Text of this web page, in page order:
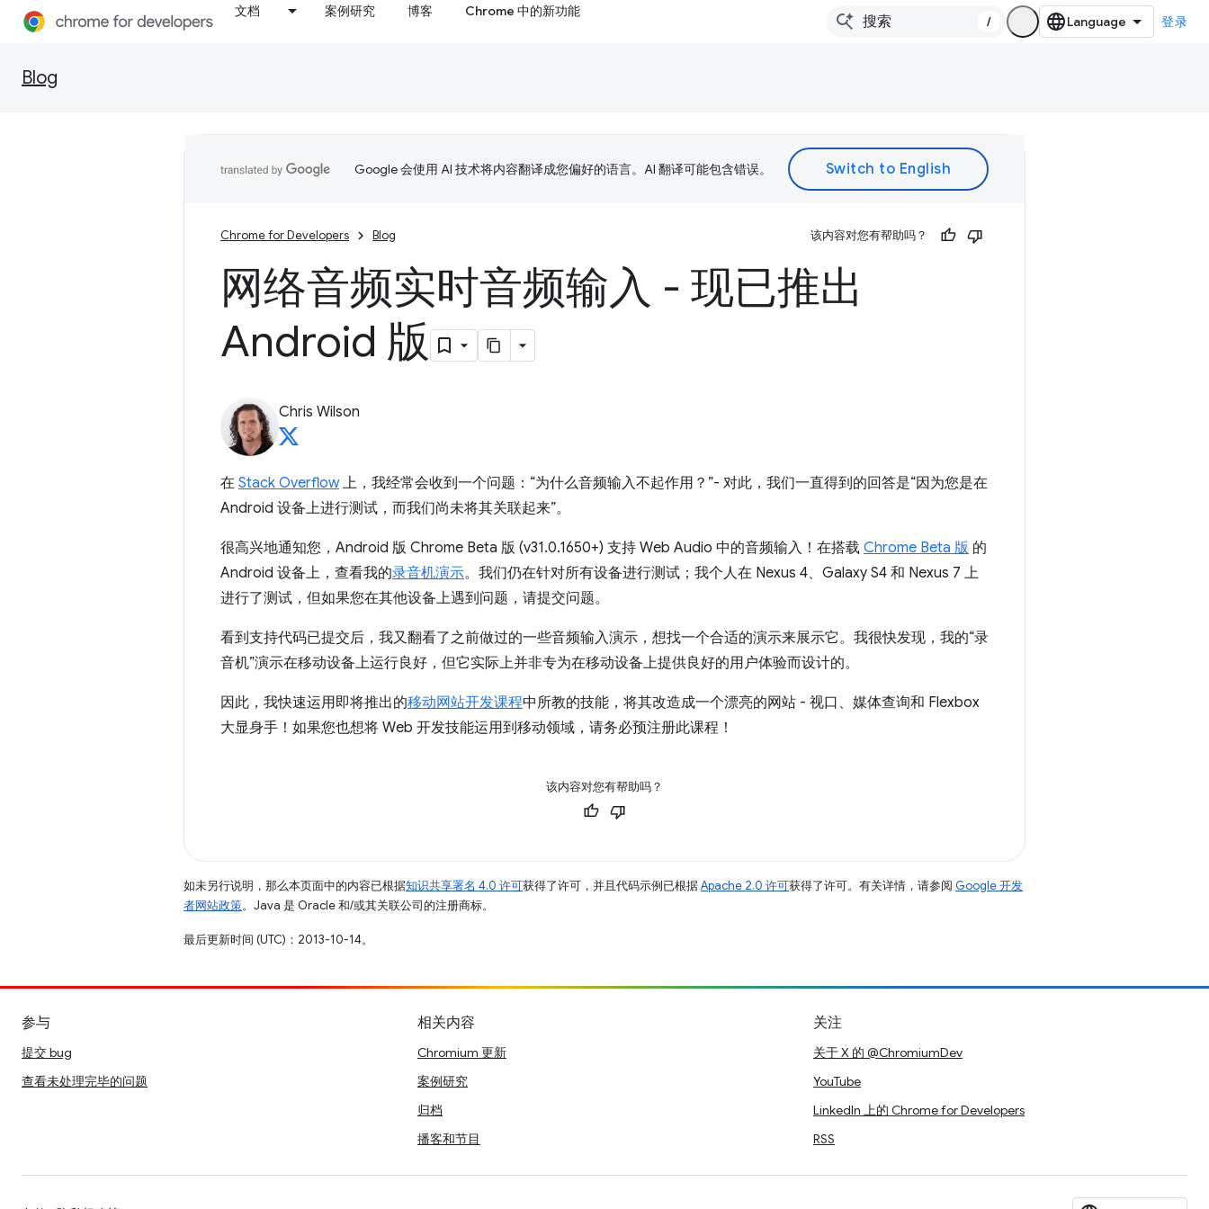
文档 案例研究 博客 Chrome 中的新功能
/ 登录
Blog
Google 会使用 AI 技术将内容翻译成您偏好的语言。AI 翻译可能包含错误。
Chrome for Developers Blog 该内容对您有帮助吗？
网络音频实时音频输入 - 现已推出
Android 版
Chris Wilson
在 Stack Overflow上，我经常会收到一个问题：“为什么音频输入不起作用？”- 对此，我们一直得到的回答是“因为您是在
Android 设备上进行测试，而我们尚未将其关联起来”。
很高兴地通知您，Android 版 Chrome Beta 版 (v31.0.1650+) 支持 Web Audio 中的音频输入！在搭载 Chrome Beta 版 的
Android 设备上，查看我的录音机演示。我们仍在针对所有设备进行测试；我个人在 Nexus 4、Galaxy S4 和 Nexus 7 上
进行了测试，但如果您在其他设备上遇到问题，请提交问题。
看到支持代码已提交后，我又翻看了之前做过的一些音频输入演示，想找一个合适的演示来展示它。我很快发现，我的“录
音机”演示在移动设备上运行良好，但它实际上并非专为在移动设备上提供良好的用户体验而设计的。
因此，我快速运用即将推出的移动网站开发课程中所教的技能，将其改造成一个漂亮的网站 - 视口、媒体查询和 Flexbox
大显身手！如果您也想将 Web 开发技能运用到移动领域，请务必预注册此课程！
该内容对您有帮助吗？
如未另行说明，那么本页面中的内容已根据知识共享署名 4.0 许可获得了许可，并且代码示例已根据Apache 2.0 许可获得了许可。有关详情，请参阅 Google 开发
者网站政策。Java 是 Oracle 和/或其关联公司的注册商标。
最后更新时间 (UTC)：2013-10-14。
参与
提交 bug
查看未处理完毕的问题
相关内容
Chromium 更新
案例研究
归档
播客和节目
关注
关于 X 的 @ChromiumDev
YouTube
LinkedIn 上的 Chrome for Developers
RSS